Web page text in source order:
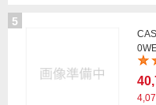
5